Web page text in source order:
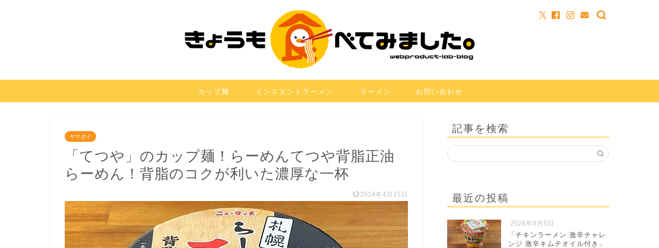
カップ麺 インスタントラーメン ラーメン お問い合わせ
ヤマダイ
「てつや」のカップ麺！らーめんてつや背脂正油
らーめん！背脂のコクが利いた濃厚な一杯
2024年4月15日
記事を検索
最近の投稿
2026年8月5日
「チキンラーメン 激辛チャレ
ンジ 激辛キムチオイル付き」